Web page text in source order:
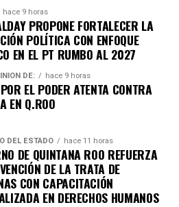
noticias al instante
oficial de WhatsApp de
y recibe las noticias más
Quintana Roo directamente
hace 9 horas
PROPONE FORTALECER LA
POLÍTICA CON ENFOQUE
EN EL PT RUMBO AL 2027
DE: hace 9 horas
EL PODER ATENTA CONTRA
EN Q.ROO
DEL ESTADO hace 11 horas
DE QUINTANA ROO REFUERZA
DE LA TRATA DE
CON CAPACITACIÓN
EN DERECHOS HUMANOS